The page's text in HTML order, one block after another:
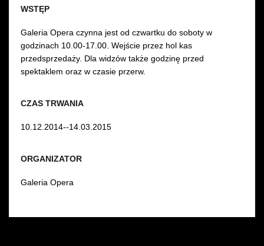
ORGANIZATOR
Galeria Opera
CZAS TRWANIA
10.12.2014--14.03.2015
WSTĘP
Galeria Opera czynna jest od czwartku do soboty w
godzinach 10.00-17.00. Wejście przez hol kas
przedsprzedaży. Dla widzów także godzinę przed
spektaklem oraz w czasie przerw.